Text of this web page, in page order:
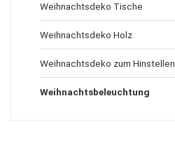
Weihnachtsdeko Tische
Weihnachtsdeko Holz
Weihnachtsdeko zum Hinstellen
Weihnachtsbeleuchtung